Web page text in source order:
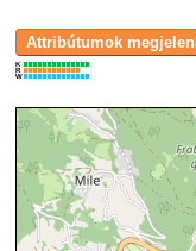
K
R
W